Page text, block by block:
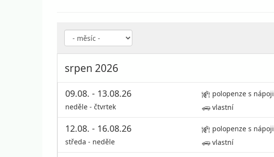
srpen 2026
09.08. - 13.08.26
neděle - čtvrtek
polopenze s nápoji
vlastní
12.08. - 16.08.26
středa - neděle
polopenze s nápoji
vlastní